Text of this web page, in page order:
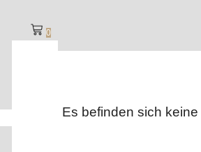
0
Es befinden sich